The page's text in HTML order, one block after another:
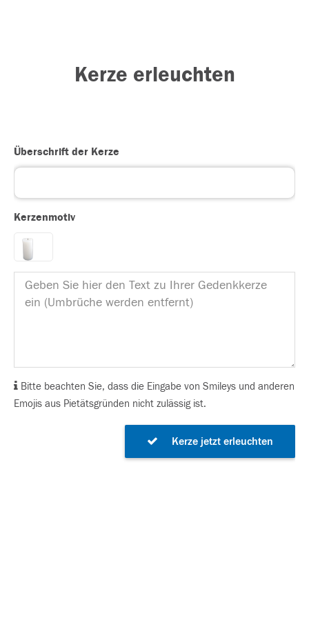
Kerze erleuchten
Überschrift der Kerze
Kerzenmotiv
Bitte beachten Sie, dass die Eingabe von Smileys und anderen
Emojis aus Pietätsgründen nicht zulässig ist.
Kerze jetzt erleuchten